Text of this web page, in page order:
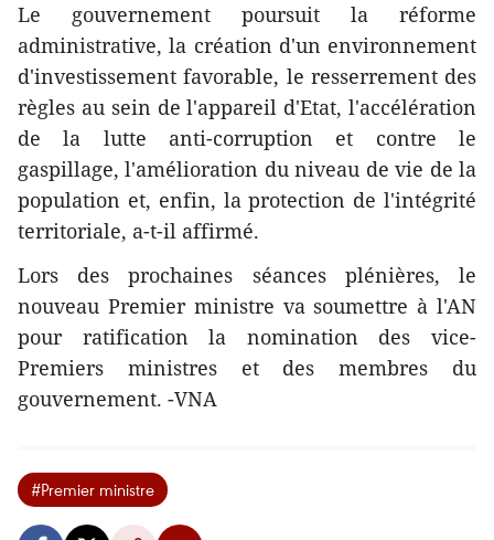
Le gouvernement poursuit la réforme
administrative, la création d'un environnement
d'investissement favorable, le resserrement des
règles au sein de l'appareil d'Etat, l'accélération
de la lutte anti-corruption et contre le
gaspillage, l'amélioration du niveau de vie de la
population et, enfin, la protection de l'intégrité
territoriale, a-t-il affirmé.
Lors des prochaines séances plénières, le
nouveau Premier ministre va soumettre à l'AN
pour ratification la nomination des vice-
Premiers ministres et des membres du
gouvernement. -VNA
#Premier ministre